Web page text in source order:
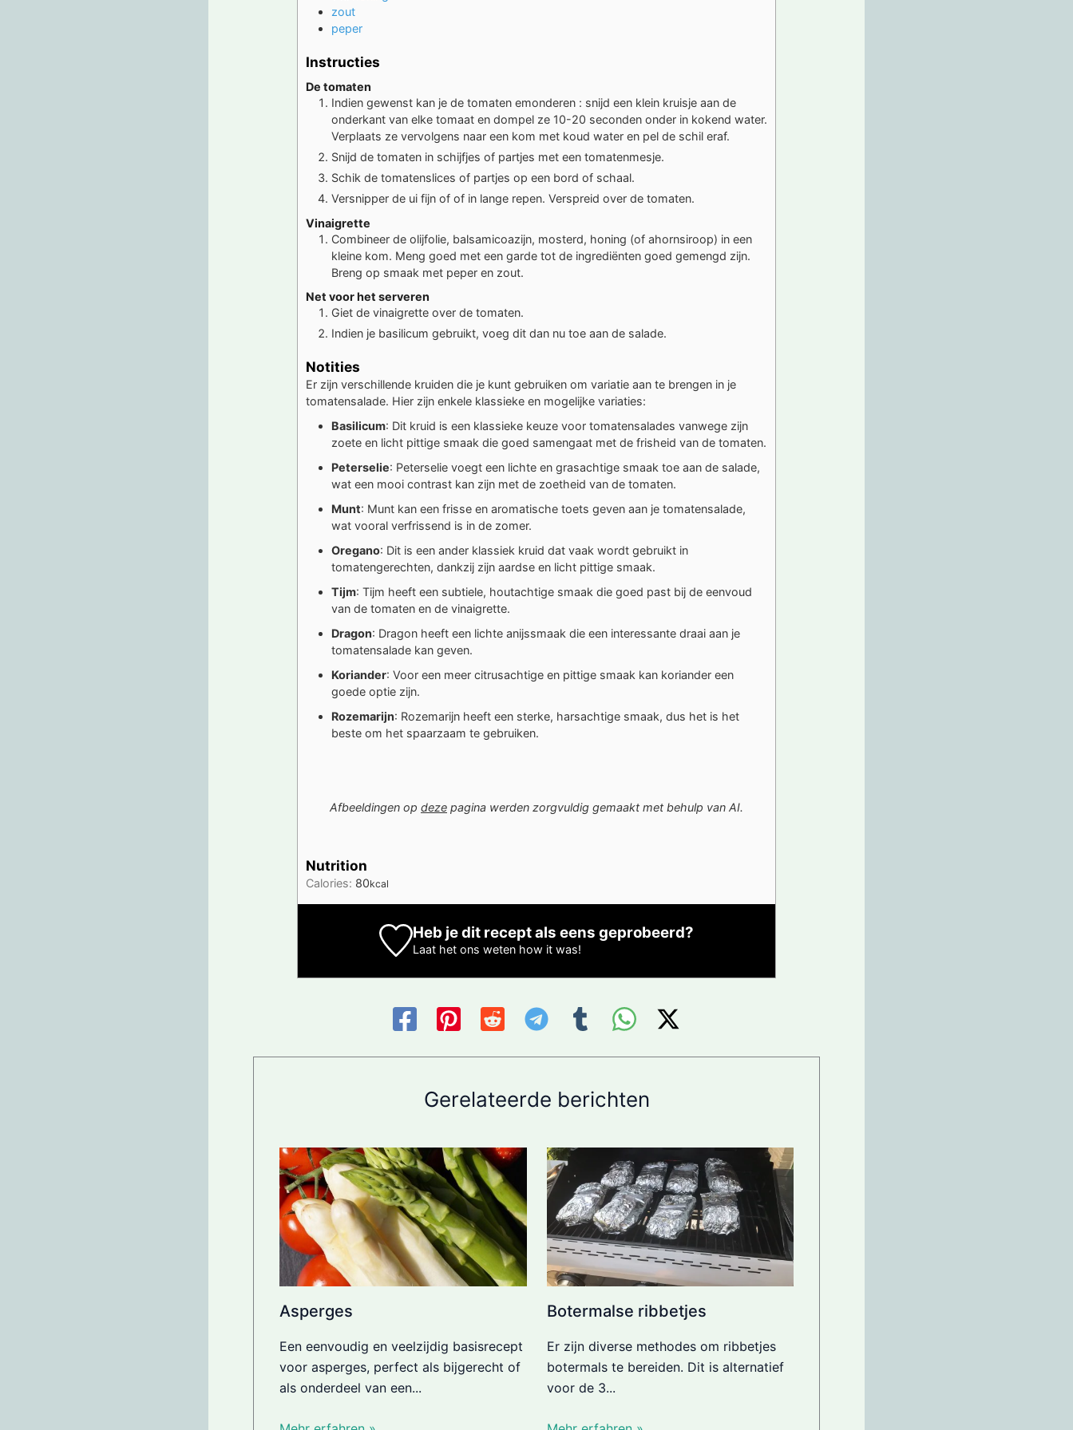
zout
peper
Instructies
De tomaten
Indien gewenst kan je de tomaten emonderen : snijd een klein kruisje aan de
onderkant van elke tomaat en dompel ze 10-20 seconden onder in kokend water.
Verplaats ze vervolgens naar een kom met koud water en pel de schil eraf.
Snijd de tomaten in schijfjes of partjes met een tomatenmesje.
Schik de tomatenslices of partjes op een bord of schaal.
Versnipper de ui fijn of of in lange repen. Verspreid over de tomaten.
Vinaigrette
Combineer de olijfolie, balsamicoazijn, mosterd, honing (of ahornsiroop) in een
kleine kom. Meng goed met een garde tot de ingrediënten goed gemengd zijn.
Breng op smaak met peper en zout.
Net voor het serveren
Giet de vinaigrette over de tomaten.
Indien je basilicum gebruikt, voeg dit dan nu toe aan de salade.
Notities
Er zijn verschillende kruiden die je kunt gebruiken om variatie aan te brengen in je
tomatensalade. Hier zijn enkele klassieke en mogelijke variaties:
Basilicum: Dit kruid is een klassieke keuze voor tomatensalades vanwege zijn
zoete en licht pittige smaak die goed samengaat met de frisheid van de tomaten.
Peterselie: Peterselie voegt een lichte en grasachtige smaak toe aan de salade,
wat een mooi contrast kan zijn met de zoetheid van de tomaten.
Munt: Munt kan een frisse en aromatische toets geven aan je tomatensalade,
wat vooral verfrissend is in de zomer.
Oregano: Dit is een ander klassiek kruid dat vaak wordt gebruikt in
tomatengerechten, dankzij zijn aardse en licht pittige smaak.
Tijm: Tijm heeft een subtiele, houtachtige smaak die goed past bij de eenvoud
van de tomaten en de vinaigrette.
Dragon: Dragon heeft een lichte anijssmaak die een interessante draai aan je
tomatensalade kan geven.
Koriander: Voor een meer citrusachtige en pittige smaak kan koriander een
goede optie zijn.
Rozemarijn: Rozemarijn heeft een sterke, harsachtige smaak, dus het is het
beste om het spaarzaam te gebruiken.
Afbeeldingen op deze pagina werden zorgvuldig gemaakt met behulp van AI.
Nutrition
Calories: 80kcal
Heb je dit recept als eens geprobeerd?
Laat het ons wetenhow it was!
Gerelateerde berichten
Asperges
Een eenvoudig en veelzijdig basisrecept
voor asperges, perfect als bijgerecht of
als onderdeel van een...
Botermalse ribbetjes
Er zijn diverse methodes om ribbetjes
botermals te bereiden. Dit is alternatief
voor de 3...